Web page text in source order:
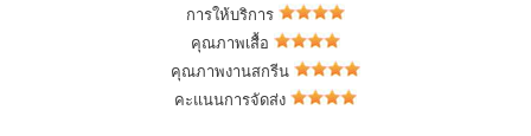
การให้บริการ
คุณภาพเสื้อ
คุณภาพงานสกรีน
คะแนนการจัดส่ง